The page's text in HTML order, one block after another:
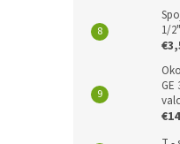
1/2"
GE
€14